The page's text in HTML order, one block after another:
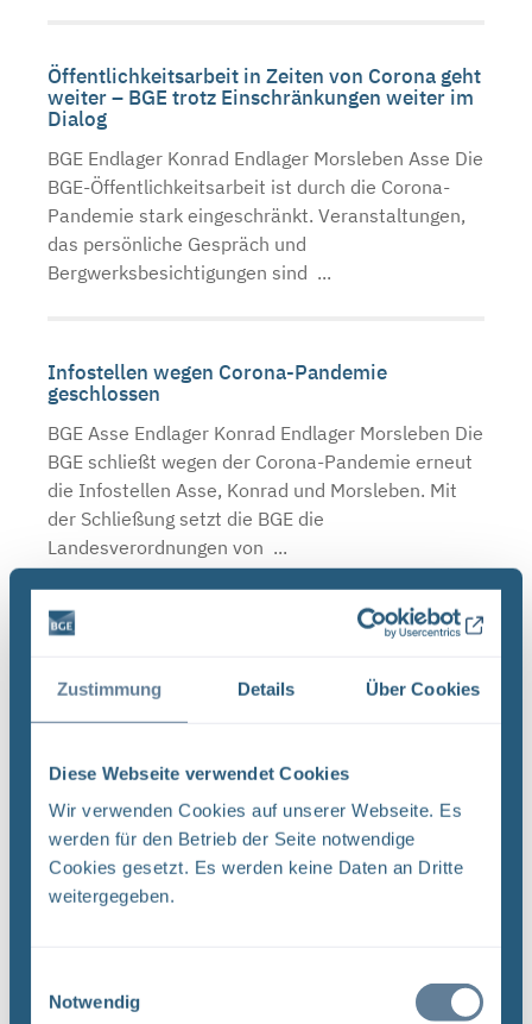
Zustimmung Details Über Cookies
Diese Webseite verwendet Cookies
Wir verwenden Cookies auf unserer Webseite. Es
werden für den Betrieb der Seite notwendige
Cookies gesetzt. Es werden keine Daten an Dritte
weitergegeben.
Notwendig
Öffentlichkeitsarbeit in Zeiten von Corona geht
weiter – BGE trotz Einschränkungen weiter im
Dialog
BGE Endlager Konrad Endlager Morsleben Asse Die
BGE-Öffentlichkeitsarbeit ist durch die Corona-
Pandemie stark eingeschränkt. Veranstaltungen,
das persönliche Gespräch und
Bergwerksbesichtigungen sind ...
Infostellen wegen Corona-Pandemie
geschlossen
BGE Asse Endlager Konrad Endlager Morsleben Die
BGE schließt wegen der Corona-Pandemie erneut
die Infostellen Asse, Konrad und Morsleben. Mit
der Schließung setzt die BGE die
Landesverordnungen von ...
Schließzeiten Infostellen Oktober/November
BGE Asse Endlager Konrad Endlager Morsleben Die
am Mittwoch, den 23. Oktober 2019 aufgrund
am Donnerstag, ...
Endlagersuche Asse Zwischen der Stasi-
Unterlagenbehörde und dem Bundesamt für